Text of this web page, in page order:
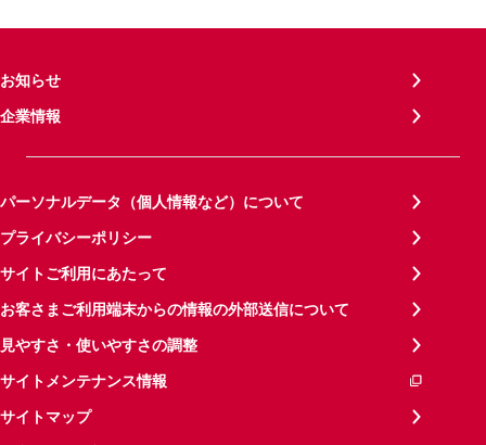
お知らせ
企業情報
パーソナルデータ（個人情報など）について
プライバシーポリシー
サイトご利用にあたって
お客さまご利用端末からの情報の外部送信について
見やすさ・使いやすさの調整
サイトメンテナンス情報
サイトマップ